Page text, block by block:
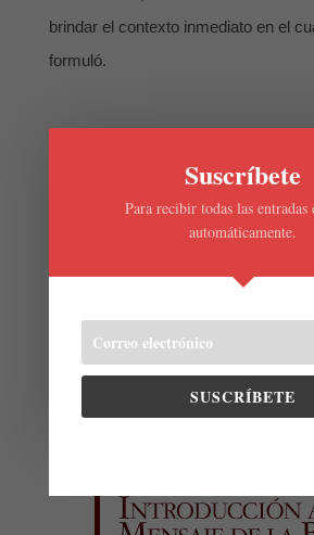
brindar el contexto inmediato en el
formuló.
Cursos Online
acerca de la Biblia, te
disponibles a
Suscríbete
Para recibir todas las
automáticamente.
SUSCRÍBETE